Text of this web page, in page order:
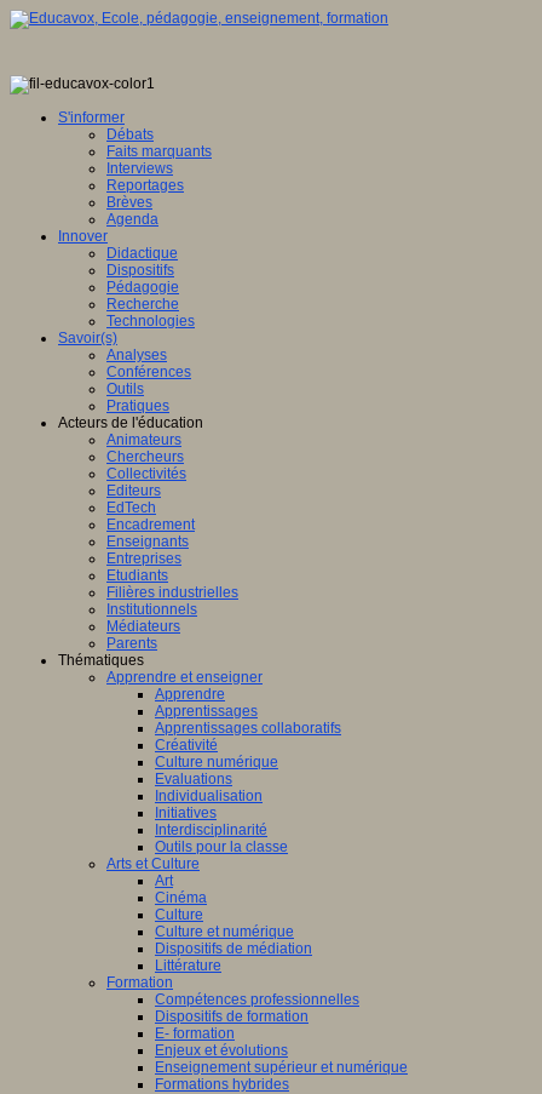
S'informer
Débats
Faits marquants
Interviews
Reportages
Brèves
Agenda
Innover
Didactique
Dispositifs
Pédagogie
Recherche
Technologies
Savoir(s)
Analyses
Conférences
Outils
Pratiques
Acteurs de l'éducation
Animateurs
Chercheurs
Collectivités
Editeurs
EdTech
Encadrement
Enseignants
Entreprises
Etudiants
Filières industrielles
Institutionnels
Médiateurs
Parents
Thématiques
Apprendre et enseigner
Apprendre
Apprentissages
Apprentissages collaboratifs
Créativité
Culture numérique
Evaluations
Individualisation
Initiatives
Interdisciplinarité
Outils pour la classe
Arts et Culture
Art
Cinéma
Culture
Culture et numérique
Dispositifs de médiation
Littérature
Formation
Compétences professionnelles
Dispositifs de formation
E- formation
Enjeux et évolutions
Enseignement supérieur et numérique
Formations hybrides